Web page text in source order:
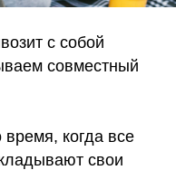
с собой
совместный
когда все
свои